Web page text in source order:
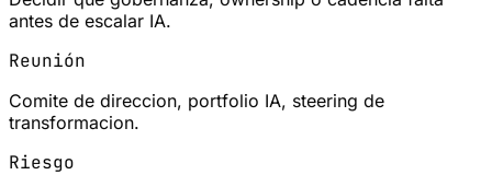
antes de escalar IA.
Reunión
Comite de direccion, portfolio IA, steering de
transformacion.
Riesgo